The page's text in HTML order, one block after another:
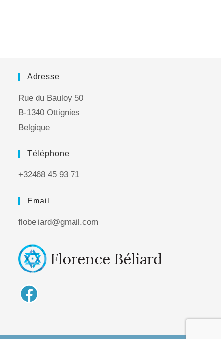
Adresse
Rue du Bauloy 50
B-1340 Ottignies
Belgique
Téléphone
+32468 45 93 71
Email
flobeliard@gmail.com